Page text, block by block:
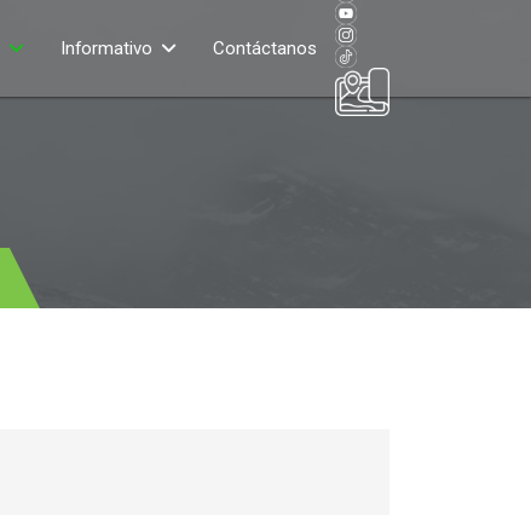
Informativo Contáctanos